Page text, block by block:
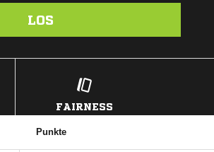
LOS
FAIRNESS
Punkte